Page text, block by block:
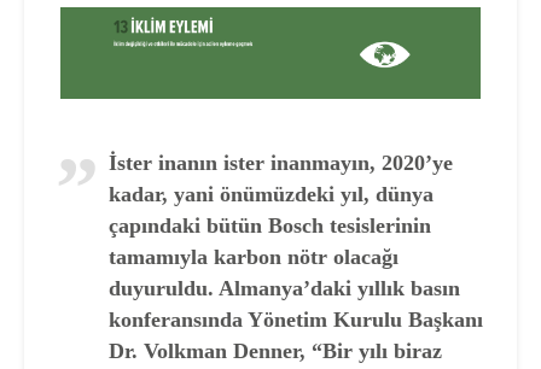
İster inanın ister inanmayın, 2020’ye
kadar, yani önümüzdeki yıl, dünya
çapındaki bütün Bosch tesislerinin
tamamıyla karbon nötr olacağı
duyuruldu. Almanya’daki yıllık basın
konferansında Yönetim Kurulu Başkanı
Dr. Volkman Denner, “Bir yılı biraz